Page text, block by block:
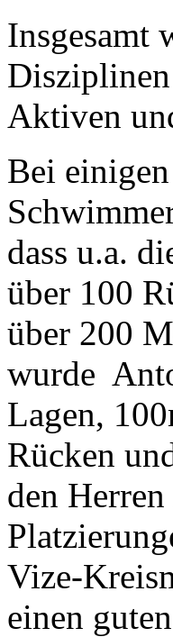
Insgesamt
Disziplinen
Aktiven
Bei
dass u.a.
über 100
über 200
wurde
Lagen,
Rücken
den
Vize-
einen